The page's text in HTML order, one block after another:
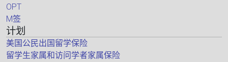
OPT
M签
计划
美国公民出国留学保险
留学生家属和访问学者家属保险